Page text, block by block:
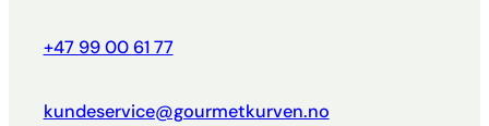
+47 99 00 61 77
kundeservice@gourmetkurven.no